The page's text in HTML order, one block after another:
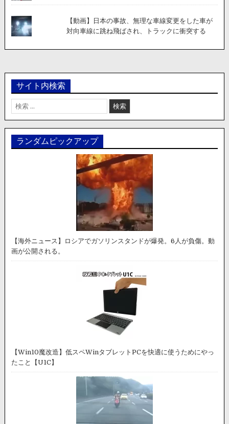
【動画】日本の事故、無理な車線変更をした車が
対向車線に跳ね飛ばされ、トラックに衝突する
サイト内検索
検
索:
ランダムピックアップ
【海外ニュース】ロシアでガソリンスタンドが爆発。6人が負傷。動
画が公開される。
【Win10魔改造】低スペWinタブレットPCを快適に使うためにやっ
たこと【U1C】